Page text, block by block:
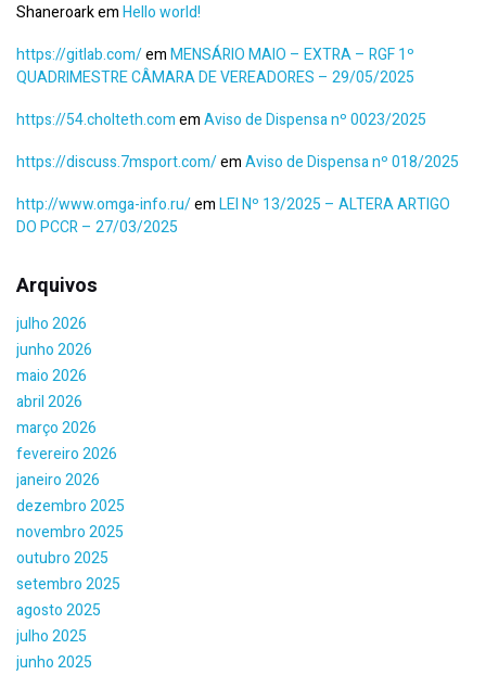
ShaneroarkemHello world!
https://gitlab.com/emMENSÁRIO MAIO – EXTRA – RGF 1º
QUADRIMESTRE CÂMARA DE VEREADORES – 29/05/2025
https://54.cholteth.comemAviso de Dispensa nº 0023/2025
https://discuss.7msport.com/emAviso de Dispensa nº 018/2025
http://www.omga-info.ru/emLEI Nº 13/2025 – ALTERA ARTIGO
DO PCCR – 27/03/2025
Arquivos
julho 2026
junho 2026
maio 2026
abril 2026
março 2026
fevereiro 2026
janeiro 2026
dezembro 2025
novembro 2025
outubro 2025
setembro 2025
agosto 2025
julho 2025
junho 2025